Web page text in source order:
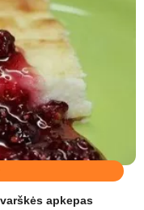
apkepas